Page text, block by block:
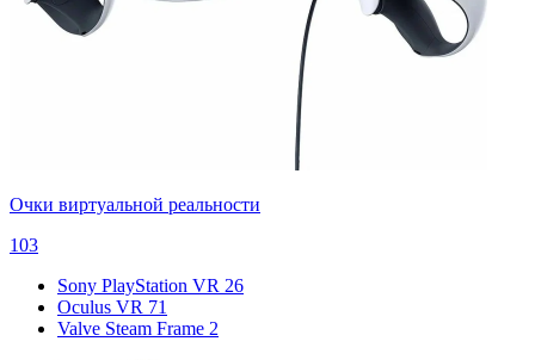
Очки виртуальной реальности
103
Sony PlayStation VR 26
Oculus VR 71
Valve Steam Frame 2